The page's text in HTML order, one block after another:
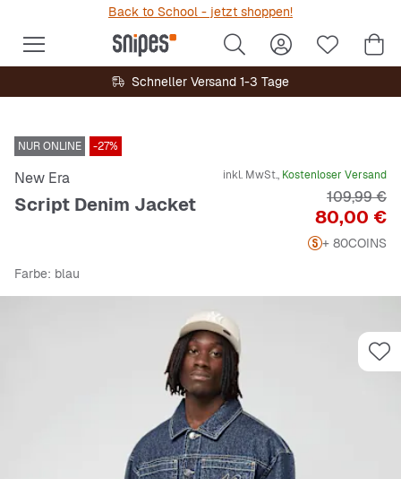
Back to School - jetzt shoppen!
Schneller Versand 1-3 Tage
NUR ONLINE -27%
New Era
Script Denim Jacket
inkl. MwSt., Kostenloser Versand
Preis
80,00 €
109,99 €
+ 80COINS
Farbe: blau